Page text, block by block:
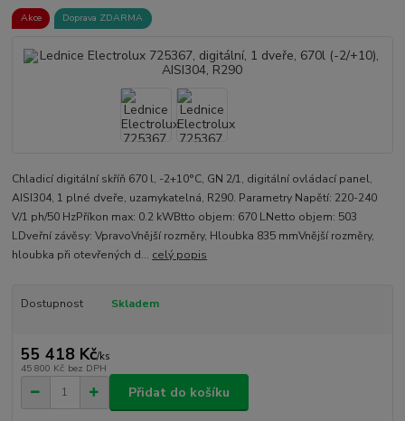
Akce Doprava ZDARMA
Chladicí digitální skříň 670 l, -2+10°C, GN 2/1, digitální ovládací panel,
AISI304, 1 plné dveře, uzamykatelná, R290. Parametry Napětí: 220-240
V/1 ph/50 HzPříkon max: 0.2 kWBtto objem: 670 LNetto objem: 503
LDveřní závěsy: VpravoVnější rozměry, Hloubka 835 mmVnější rozměry,
hloubka při otevřených d... celý popis
Dostupnost Skladem
55 418 Kč/ks
45 800 Kč bez DPH
Přidat do košíku